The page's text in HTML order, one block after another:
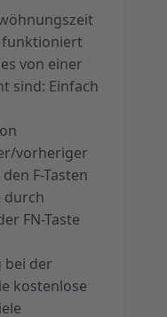
funktioniert
von einer
sind: Einfach
vorheriger
F-Tasten
durch
FN-Taste
bei der
kostenlose